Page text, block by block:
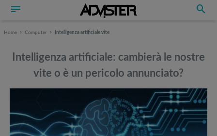
Home Computer Intelligenza artificiale vite
Intelligenza artificiale: cambierà le nostre
vite o è un pericolo annunciato?